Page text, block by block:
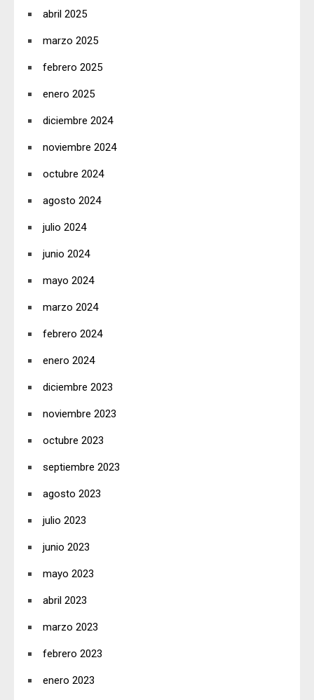
abril 2025
marzo 2025
febrero 2025
enero 2025
diciembre 2024
noviembre 2024
octubre 2024
agosto 2024
julio 2024
junio 2024
mayo 2024
marzo 2024
febrero 2024
enero 2024
diciembre 2023
noviembre 2023
octubre 2023
septiembre 2023
agosto 2023
julio 2023
junio 2023
mayo 2023
abril 2023
marzo 2023
febrero 2023
enero 2023